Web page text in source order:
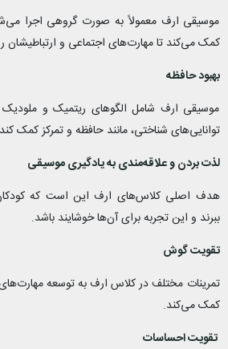
موسیقی ارف معمولاً به‌ صورت گروهی اجرا
کمک می‌کند تا مهارت‌های اجتماعی و ارتباطیشان
بهبود حافظه
موسیقی ارف شامل الگوهای ریتمیک و
توانایی‌های شناختی، مانند حافظه و تمرکز کمک
لذت بردن و علاقه‌مندی به یادگیری موسیقی
هدف اصلی کلاس‌های ارف این است که
ببرند و این تجربه برای آن‌ها خوشایند باشد.
تقویت گوش
تمرینات مختلف در کلاس ارف به توسعه
کمک می‌کند.
تقویت احساسات